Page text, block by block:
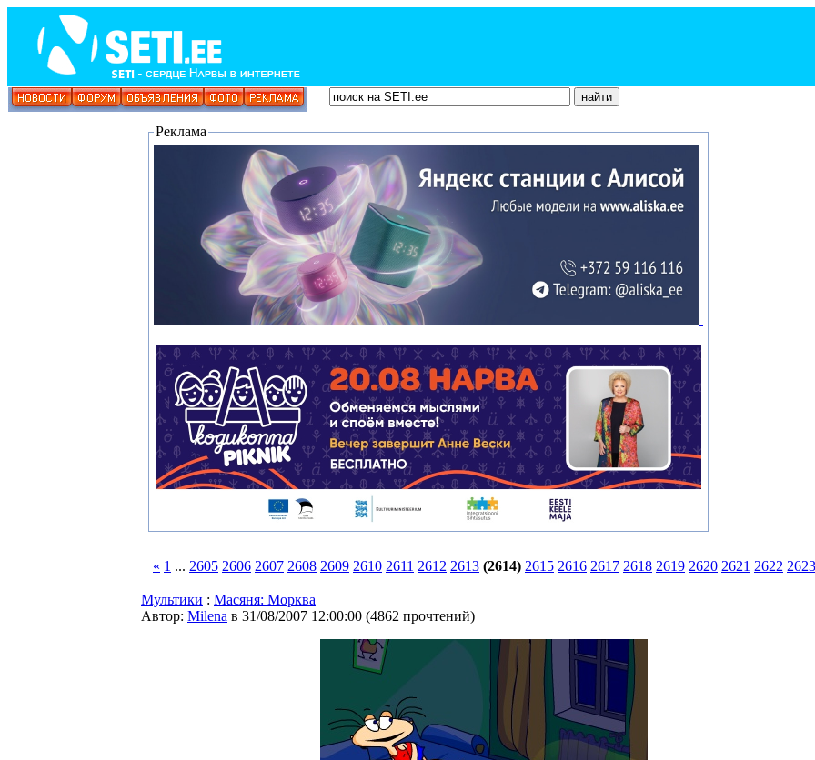
Реклама
« 1 ... 2605 2606 2607 2608 2609 2610 2611 2612 2613 (2614) 2615 2616 2617 2618 2619 2620 2621 2622 2623
Мультики : Масяня: Морква
Автор: Milena в 31/08/2007 12:00:00 (4862 прочтений)